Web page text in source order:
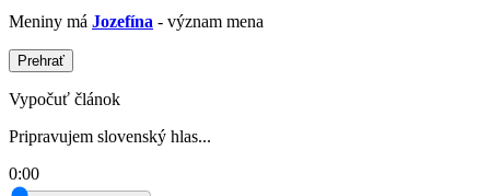
Meniny má Jozefína - význam mena
Prehrať
Vypočuť článok
Pripravujem slovenský hlas...
0:00